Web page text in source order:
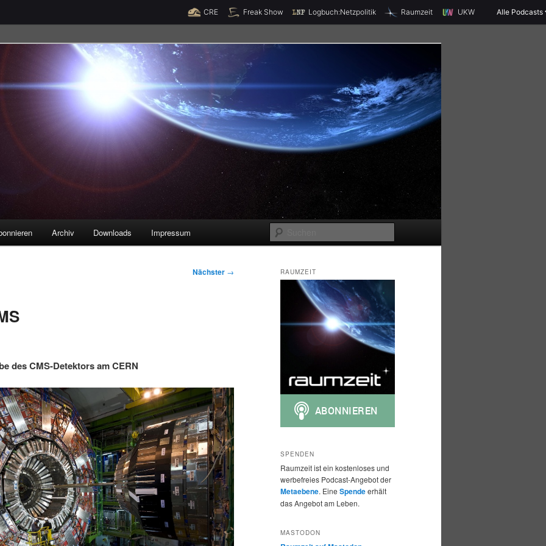
Spende jetzt!
CRE Freak Show Logbuch:Netzpolitik Raumzeit UKW Alle Podcasts
u
Archiv Downloads Impressum
Nächster →
des CMS-Detektors am CERN
RAUMZEIT
SPENDEN
Raumzeit ist ein kostenloses und
werbefreies Podcast-Angebot der
Metaebene. Eine Spendeerhält
das Angebot am Leben.
MASTODON